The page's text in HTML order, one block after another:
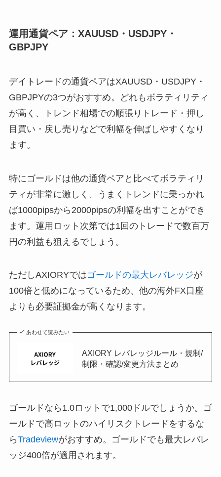
運用通貨ペア：XAUUSD・USDJPY・
GBPJPY
デイトレードの通貨ペアはXAUUSD・USDJPY・
GBPJPYの3つがおすすめ。どれもボラティリティ
が高く、トレンド相場での順張りトレード・押し
目買い・戻し売りなどで利幅を伸ばしやすくなり
ます。
特にゴールドは他の通貨ペアと比べてボラティリ
ティが非常に激しく、うまくトレンドに乗っかれ
ば1000pipsから2000pipsの利幅を出すことができ
ます。運用ロット次第では1回のトレードで数百万
円の利益も狙えるでしょう。
ただしAXIORYではゴールドの最大レバレッジが
100倍と低めになっているため、他の海外FX口座
よりも必要証拠金が高くなります。
あわせて読みたい
AXIORY レバレッジルール・規制/
制限・確認/変更方法まとめ
ゴールドなら1.0ロットで1,000ドルでしょうか。ゴ
ールドで高ロットのハイリスクトレードをするな
らTradeviewがおすすめ。ゴールドでも最大レバレ
ッジ400倍が適用されます。